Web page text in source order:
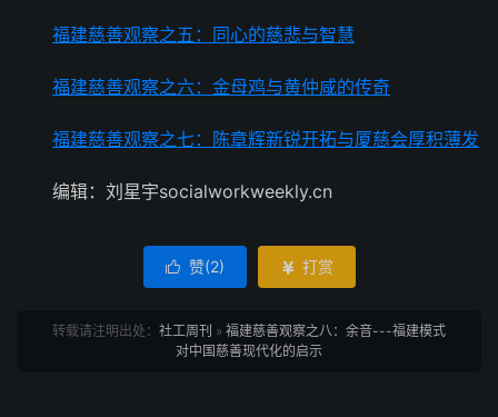
福建慈善观察之五：同心的慈悲与智慧
福建慈善观察之六： 金母鸡与黄仲咸的传奇
福建慈善观察之七：陈章辉新锐开拓与厦慈会厚积薄发
编辑：刘星宇socialworkweekly.cn
 赞(2)  打赏
转载请注明出处： 社工周刊 » 福建慈善观察之八：余音---福建模式
对中国慈善现代化的启示